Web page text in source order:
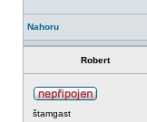
Nahoru
Robert
štamgast